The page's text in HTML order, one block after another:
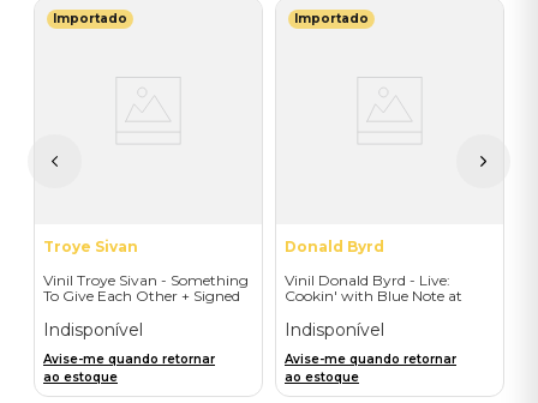
Importado
Troye Sivan
Vinil Troye Sivan - Something
To Give Each Other + Signed
Indisponível
Avise-me quando retornar
ao estoque
Importado
Donald Byrd
Vinil Donald Byrd - Live:
Cookin' with Blue Note at
Indisponível
Avise-me quando retornar
ao estoque